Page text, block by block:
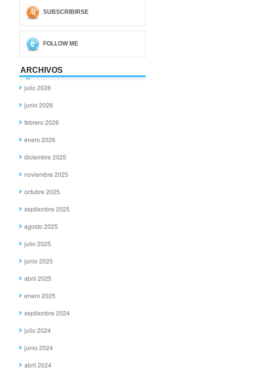
SUBSCRIBIRSE
FOLLOW ME
ARCHIVOS
julio 2026
junio 2026
febrero 2026
enero 2026
diciembre 2025
noviembre 2025
octubre 2025
septiembre 2025
agosto 2025
julio 2025
junio 2025
abril 2025
enero 2025
septiembre 2024
julio 2024
junio 2024
abril 2024